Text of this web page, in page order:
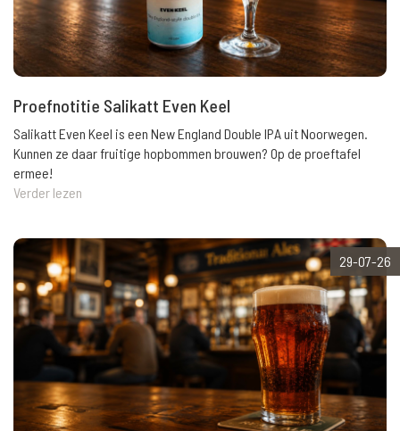
Proefnotitie Salikatt Even Keel
Salikatt Even Keel is een New England Double IPA uit Noorwegen.
Kunnen ze daar fruitige hopbommen brouwen? Op de proeftafel
ermee!
Verder lezen
29-07-26